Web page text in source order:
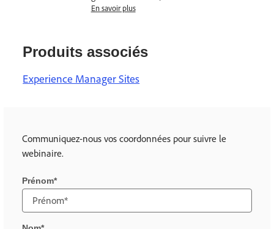
En savoir plus
Produits associés
Experience Manager Sites
Communiquez-nous vos coordonnées pour suivre le
webinaire.
Prénom